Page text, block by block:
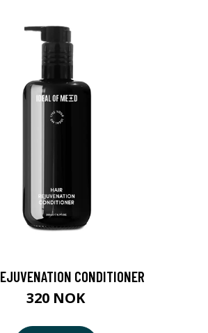
CONDITIONER
320 NOK